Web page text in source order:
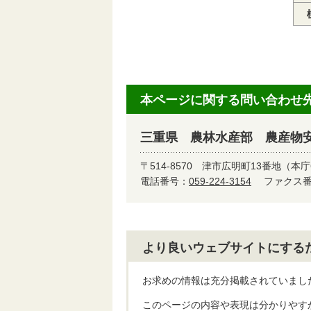
本ページに関する問い合わせ
三重県 農林水産部 農産物
〒514-8570 津市広明町13番地（本
電話番号： 059-224-3154 ファクス
より良いウェブサイトにす
お求めの情報は充分掲載されていまし
このページの内容や表現は分かりやす